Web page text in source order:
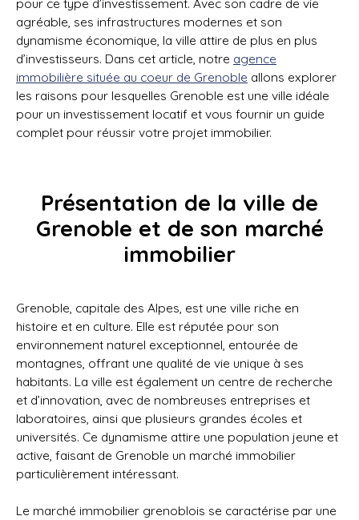
pour ce type d’investissement. Avec son cadre de vie
agréable, ses infrastructures modernes et son
dynamisme économique, la ville attire de plus en plus
d’investisseurs. Dans cet article, notre agence
immobilière située au coeur de Grenoble allons explorer
les raisons pour lesquelles Grenoble est une ville idéale
pour un investissement locatif et vous fournir un guide
complet pour réussir votre projet immobilier.
Présentation de la ville de
Grenoble et de son marché
immobilier
Grenoble, capitale des Alpes, est une ville riche en
histoire et en culture. Elle est réputée pour son
environnement naturel exceptionnel, entourée de
montagnes, offrant une qualité de vie unique à ses
habitants. La ville est également un centre de recherche
et d’innovation, avec de nombreuses entreprises et
laboratoires, ainsi que plusieurs grandes écoles et
universités. Ce dynamisme attire une population jeune et
active, faisant de Grenoble un marché immobilier
particulièrement intéressant.
Le marché immobilier grenoblois se caractérise par une